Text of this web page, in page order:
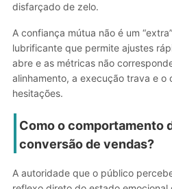
disfarçado de zelo.
A confiança mútua não é um
lubrificante que permite ajustes
abre e as métricas não
alinhamento, a execução trava e o
hesitações.
Como o comportamento
conversão de vendas?
A autoridade que o público